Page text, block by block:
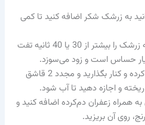
به زرشک شکر اضافه کنید تا کمی
توجه داشته باشید که زرشک را بیشتر از 30 یا 40 ثانیه تفت
حساس است و زود می‌سوزد.
زرشک را از تابه خارج کرده و کنار بگذارید و مجدد 2 قاشق
و اجازه دهید تا آب شود.
زعفران دم‌کرده اضافه کنید و
روی آن بریزید.